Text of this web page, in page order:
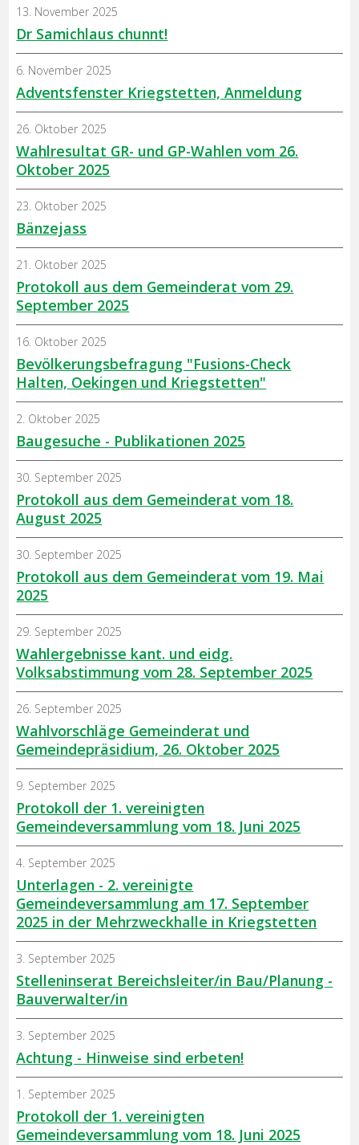
Dr Samichlaus chunnt!
13. November 2025
Adventsfenster Kriegstetten, Anmeldung
6. November 2025
Wahlresultat GR- und GP-Wahlen vom 26.
Oktober 2025
26. Oktober 2025
Bänzejass
23. Oktober 2025
Protokoll aus dem Gemeinderat vom 29.
September 2025
21. Oktober 2025
Bevölkerungsbefragung "Fusions-Check
Halten, Oekingen und Kriegstetten"
16. Oktober 2025
Baugesuche - Publikationen 2025
2. Oktober 2025
Protokoll aus dem Gemeinderat vom 18.
August 2025
30. September 2025
Protokoll aus dem Gemeinderat vom 19. Mai
2025
30. September 2025
Wahlergebnisse kant. und eidg.
Volksabstimmung vom 28. September 2025
29. September 2025
Wahlvorschläge Gemeinderat und
Gemeindepräsidium, 26. Oktober 2025
26. September 2025
Protokoll der 1. vereinigten
Gemeindeversammlung vom 18. Juni 2025
9. September 2025
Unterlagen - 2. vereinigte
Gemeindeversammlung am 17. September
2025 in der Mehrzweckhalle in Kriegstetten
4. September 2025
Stelleninserat Bereichsleiter/in Bau/Planung -
Bauverwalter/in
3. September 2025
Achtung - Hinweise sind erbeten!
3. September 2025
Protokoll der 1. vereinigten
Gemeindeversammlung vom 18. Juni 2025
1. September 2025